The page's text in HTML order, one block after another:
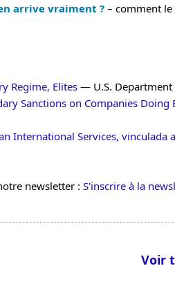
arrive vraiment ?– comment le
Regime, Elites— U.S. Department
Sanctions on Companies Doing
International Services, vinculada
newsletter : S'inscrire à la
Voir